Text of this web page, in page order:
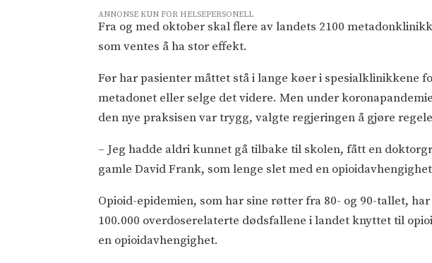
ANNONSE KUN FOR HELSEPERSONELL
Fra og med oktober skal flere av landets 2100
som ventes å ha stor effekt.
Før har pasienter måttet stå i lange køer i spesialklinikkene
metadonet eller selge det videre. Men under
den nye praksisen var trygg, valgte regjeringen å gjøre
– Jeg hadde aldri kunnet gå tilbake til skolen, fått en
gamle David Frank, som lenge slet med en
Opioid-epidemien, som har sine røtter fra 80- og 90-tallet,
100.000 overdoserelaterte dødsfallene i landet knyttet til
en opioidavhengighet.